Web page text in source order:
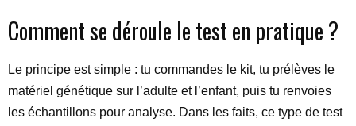
Comment se déroule le test en pratique ?
Le principe est simple : tu commandes le kit, tu prélèves le
matériel génétique sur l’adulte et l’enfant, puis tu renvoies
les échantillons pour analyse. Dans les faits, ce type de test